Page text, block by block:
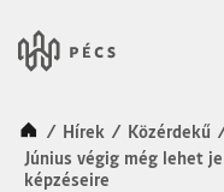
Városunk
Kezdőlap
/ Hírek / Közérdekű
Június végig még lehet
képzéseire